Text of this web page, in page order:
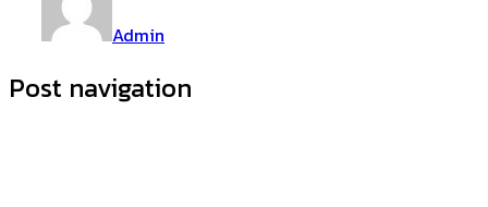
Admin
Post navigation